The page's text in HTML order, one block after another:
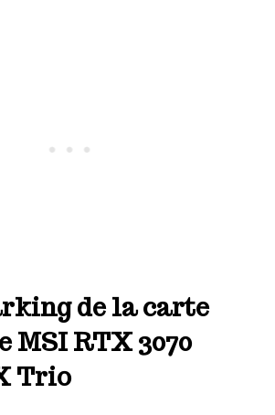
de la carte
MSI RTX 3070
Trio